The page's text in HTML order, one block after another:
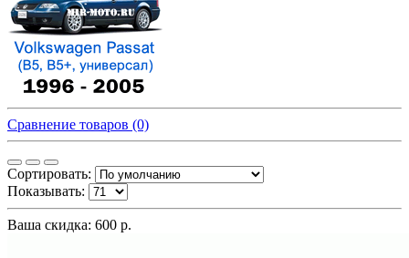
Сравнение товаров (0)
Сортировать:
Показывать:
Ваша скидка: 600 р.